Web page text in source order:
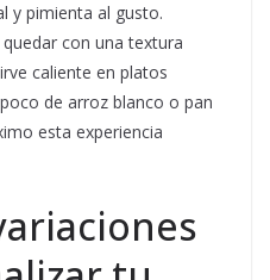
y pimienta al gusto.
con una textura
caliente en platos
de arroz blanco o pan
esta experiencia